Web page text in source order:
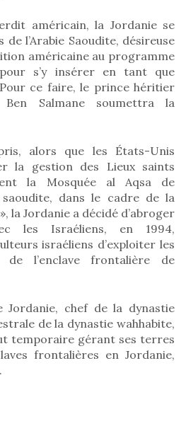
américain, la Jordanie se
l’Arabie Saoudite, désireuse
américaine au programme
s’y insérer en tant que
ce faire, le prince héritier
Ben Salmane soumettra la
alors que les États-Unis
la gestion des Lieux saints
la Mosquée al Aqsa de
saoudite, dans le cadre de la
la Jordanie a décidé d’abroger
les Israéliens, en 1994,
israéliens d’exploiter les
de l’enclave frontalière de
Jordanie, chef de la dynastie
de la dynastie wahhabite,
temporaire gérant ses terres
frontalières en Jordanie,